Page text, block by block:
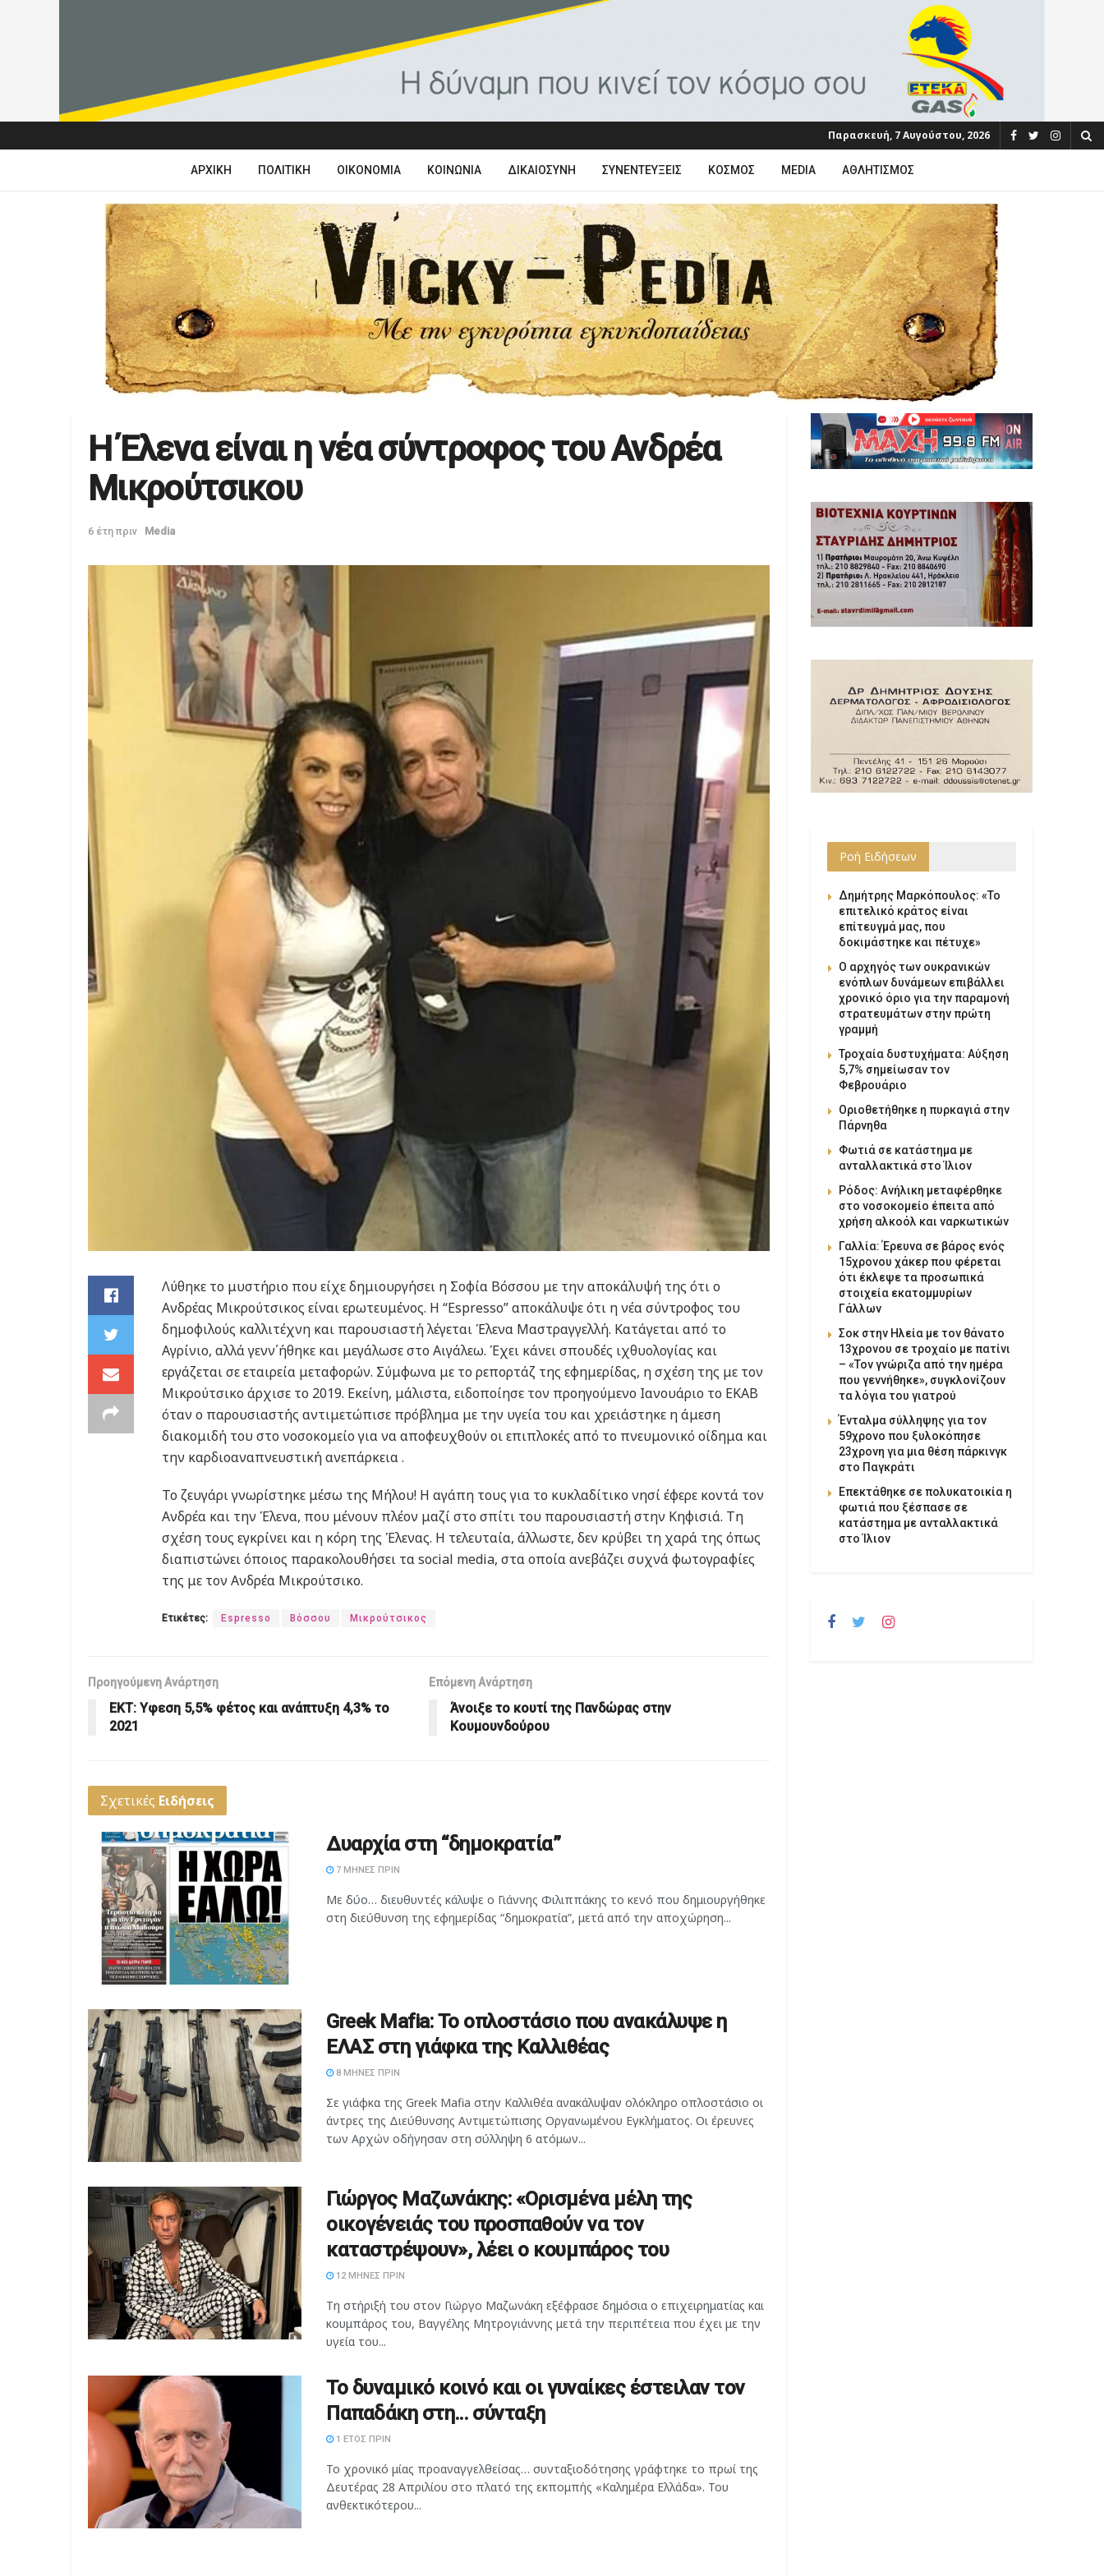
Παρασκευή, 7 Αυγούστου, 2026
ΑΡΧΙΚΉ ΠΟΛΙΤΙΚΉ ΟΙΚΟΝΟΜΊΑ ΚΟΙΝΩΝΊΑ ΔΙΚΑΙΟΣΎΝΗ ΣΥΝΕΝΤΕΎΞΕΙΣ ΚΌΣΜΟΣ MEDIA ΑΘΛΗΤΙΣΜΌΣ
Η Έλενα είναι η νέα σύντροφος του Ανδρέα
Μικρούτσικου
6 έτη πριν Media
Λύθηκε το μυστήριο που είχε δημιουργήσει η Σοφία Βόσσου με την αποκάλυψή της ότι ο
Ανδρέας Μικρούτσικος είναι ερωτευμένος. Η “Espresso” αποκάλυψε ότι η νέα σύντροφος του
δημοφιλούς καλλιτέχνη και παρουσιαστή λέγεται Έλενα Μαστραγγελλή. Κατάγεται από το
Αγρίνιο, αλλά γενν΄ήθηκε και μεγάλωσε στο Αιγάλεω. Έχει κάνει σπουδές ιχθυολογίας και
εργάζεται σε εταιρεία μεταφορών. Σύμφωνα με το ρεπορτάζ της εφημερίδας, η σχέση της με τον
Μικρούτσικο άρχισε το 2019. Εκείνη, μάλιστα, ειδοποίησε τον προηγούμενο Ιανουάριο το ΕΚΑΒ
όταν ο παρουσιαστής αντιμετώπισε πρόβλημα με την υγεία του και χρειάστηκε η άμεση
διακομιδή του στο νοσοκομείο για να αποφευχθούν οι επιπλοκές από το πνευμονικό οίδημα και
την καρδιοαναπνευστική ανεπάρκεια .
Το ζευγάρι γνωρίστηκε μέσω της Μήλου! Η αγάπη τους για το κυκλαδίτικο νησί έφερε κοντά τον
Ανδρέα και την Έλενα, που μένουν πλέον μαζί στο σπίτι του παρουσιαστή στην Κηφισιά. Τη
σχέση τους εγκρίνει και η κόρη της Έλενας. Η τελευταία, άλλωστε, δεν κρύβει τη χαρά της όπως
διαπιστώνει όποιος παρακολουθήσει τα social media, στα οποία ανεβάζει συχνά φωτογραφίες
της με τον Ανδρέα Μικρούτσικο.
Ετικέτες: Espresso Βόσσου Μικρούτσικος
Προηγούμενη Ανάρτηση
ΕΚΤ: Υφεση 5,5% φέτος και ανάπτυξη 4,3% το
2021
Επόμενη Ανάρτηση
Άνοιξε το κουτί της Πανδώρας στην
Κουμουνδούρου
Σχετικές Ειδήσεις
Δυαρχία στη “δημοκρατία”
7 ΜΉΝΕΣ ΠΡΙΝ
Με δύο… διευθυντές κάλυψε ο Γιάννης Φιλιππάκης το κενό που δημιουργήθηκε
στη διεύθυνση της εφημερίδας “δημοκρατία”, μετά από την αποχώρηση...
Greek Mafia: Το οπλοστάσιο που ανακάλυψε η
ΕΛΑΣ στη γιάφκα της Καλλιθέας
8 ΜΉΝΕΣ ΠΡΙΝ
Σε γιάφκα της Greek Mafia στην Καλλιθέα ανακάλυψαν ολόκληρο οπλοστάσιο οι
άντρες της Διεύθυνσης Αντιμετώπισης Οργανωμένου Εγκλήματος. Οι έρευνες
των Αρχών οδήγησαν στη σύλληψη 6 ατόμων...
Γιώργος Μαζωνάκης: «Ορισμένα μέλη της
οικογένειάς του προσπαθούν να τον
καταστρέψουν», λέει ο κουμπάρος του
12 ΜΉΝΕΣ ΠΡΙΝ
Τη στήριξή του στον Γιώργο Μαζωνάκη εξέφρασε δημόσια ο επιχειρηματίας και
κουμπάρος του, Βαγγέλης Μητρογιάννης μετά την περιπέτεια που έχει με την
υγεία του...
Το δυναμικό κοινό και οι γυναίκες έστειλαν τον
Παπαδάκη στη… σύνταξη
1 ΈΤΟΣ ΠΡΙΝ
Το χρονικό μίας προαναγγελθείσας… συνταξιοδότησης γράφτηκε το πρωί της
Δευτέρας 28 Απριλίου στο πλατό της εκπομπής «Καλημέρα Ελλάδα». Του
ανθεκτικότερου...
Ροή Ειδήσεων
Δημήτρης Μαρκόπουλος: «Το
επιτελικό κράτος είναι
επίτευγμά μας, που
δοκιμάστηκε και πέτυχε»
Ο αρχηγός των ουκρανικών
ενόπλων δυνάμεων επιβάλλει
χρονικό όριο για την παραμονή
στρατευμάτων στην πρώτη
γραμμή
Τροχαία δυστυχήματα: Αύξηση
5,7% σημείωσαν τον
Φεβρουάριο
Οριοθετήθηκε η πυρκαγιά στην
Πάρνηθα
Φωτιά σε κατάστημα με
ανταλλακτικά στο Ίλιον
Ρόδος: Ανήλικη μεταφέρθηκε
στο νοσοκομείο έπειτα από
χρήση αλκοόλ και ναρκωτικών
Γαλλία: Έρευνα σε βάρος ενός
15χρονου χάκερ που φέρεται
ότι έκλεψε τα προσωπικά
στοιχεία εκατομμυρίων
Γάλλων
Σοκ στην Ηλεία με τον θάνατο
13χρονου σε τροχαίο με πατίνι
– «Τον γνώριζα από την ημέρα
που γεννήθηκε», συγκλονίζουν
τα λόγια του γιατρού
Ένταλμα σύλληψης για τον
59χρονο που ξυλοκόπησε
23χρονη για μια θέση πάρκινγκ
στο Παγκράτι
Επεκτάθηκε σε πολυκατοικία η
φωτιά που ξέσπασε σε
κατάστημα με ανταλλακτικά
στο Ίλιον